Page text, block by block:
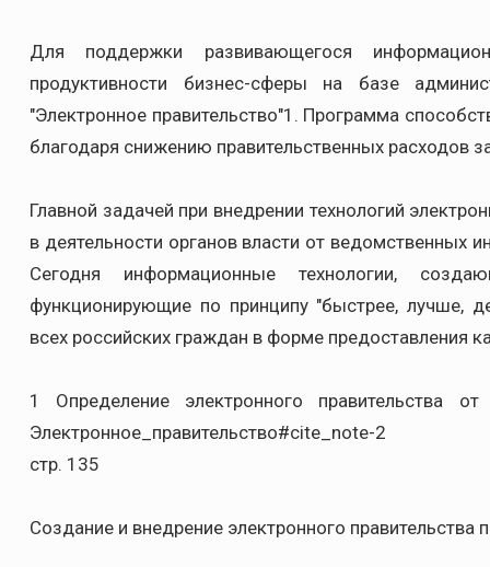
Для поддержки развивающегося
продуктивности бизнес-сферы на базе
"Электронное правительство"1. Программа
благодаря снижению правительственных расходов
Главной задачей при внедрении технологий
в деятельности органов власти от ведомственных
Сегодня информационные технологии,
функционирующие по принципу "быстрее, лучше,
всех российских граждан в форме предоставления
1 Определение электронного правительства
Электронное_правительство#cite_note-2
стр. 135
Создание и внедрение электронного